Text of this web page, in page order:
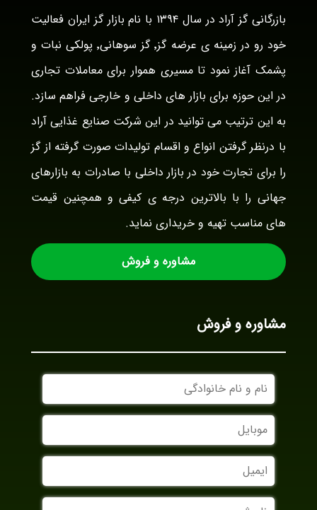
بازرگانی گز آراد در سال ۱۳۹۴ با نام بازار گز ایران فعالیت
خود رو در زمینه ی عرضه گز٬ گز سوهانی٬ پولکی نبات و
پشمک آغاز نمود تا مسیری هموار برای معاملات تجاری
در این حوزه برای بازار های داخلی و خارجی فراهم سازد.
به این ترتیب می توانید در این شرکت صنایع غذایی آراد
با درنظر گرفتن انواع و اقسام تولیدات صورت گرفته از گز
را برای تجارت خود در بازار داخلی با صادرات به بازارهای
جهانی را با بالاترین درجه ی کیفی و همچنین قیمت
های مناسب تهیه و خریداری نماید.
مشاوره و فروش
مشاوره و فروش
نام
و
نام
خانوادگی
موبایل
ایمیل
نام